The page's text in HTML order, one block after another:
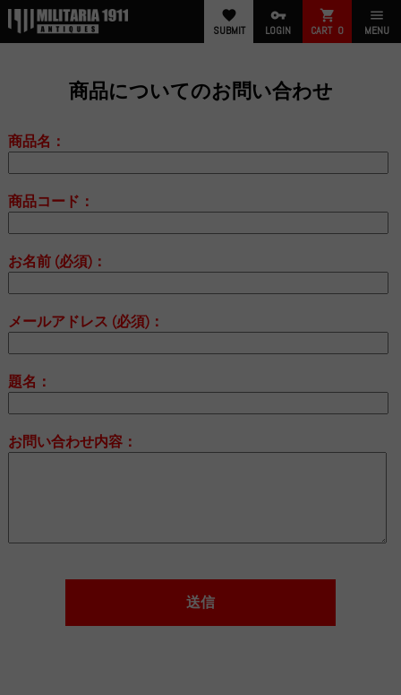
favorite
SUBMIT
vpn_key
LOGIN
shopping_cart
CART 0
menu
MENU
商品についてのお問い合わせ
商品名：
商品コード：
お名前 (必須)：
メールアドレス (必須)：
題名：
お問い合わせ内容：